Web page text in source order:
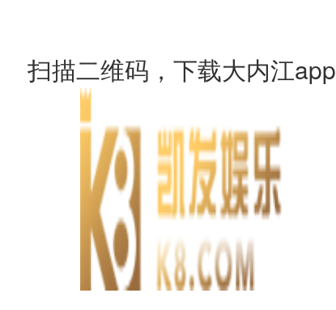
扫描二维码，下载大内江app